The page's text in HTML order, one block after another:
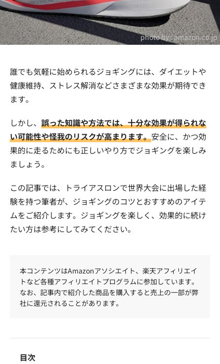
photo by :amazon.co.jp
誰でも気軽に始められるジョギングには、ダイエットや
健康維持、ストレス解消などさまざまな効果が期待でき
ます。
しかし、 誤った知識や方法では、十分な効果が得られな
い可能性や怪我のリスクが高まります。安全に、かつ効
果的に走るためにも正しいやり方でジョギングを楽しみ
ましょう。
この記事では、トライアスロンで世界大会に出場した経
験を持つ筆者が、ジョギングのコツとおすすめのアイテ
ムをご紹介します。ジョギングを楽しく、効果的に続け
たい方は参考にしてみてください。
本コンテンツはAmazonアソシエイト、楽天アフィリエイ
トなど各種アフィリエイトプログラムに参加しています。
なお、記事内で紹介した商品を購入すると売上の一部が弊
社に還元されることがあります。
目次